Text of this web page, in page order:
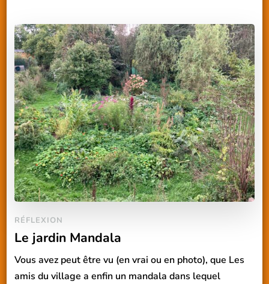
RÉFLEXION
Le jardin Mandala
Vous avez peut être vu (en vrai ou en photo), que Les
amis du village a enfin un mandala dans lequel